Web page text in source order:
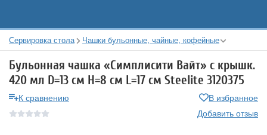
Сервировка стола Чашки бульонные, чайные, кофейные
Бульонная чашка «Симплисити Вайт» с крышк.
420 мл D=13 см H=8 см L=17 см Steelite 3120375
К сравнению
В избранное
Добавить отзыв